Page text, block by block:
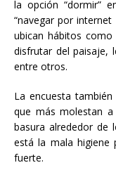
la opción “dormir”
“navegar por
ubican hábitos
disfrutar del paisaje,
entre otros.
La encuesta
que más molestan
basura alrededor de
está la mala higiene
fuerte.